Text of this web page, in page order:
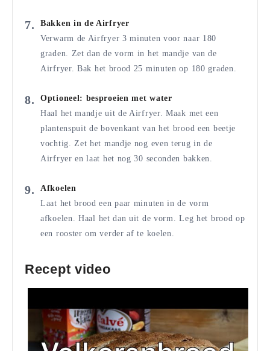
Bakken in de Airfryer
Verwarm de Airfryer 3 minuten voor naar 180
graden. Zet dan de vorm in het mandje van de
Airfryer. Bak het brood 25 minuten op 180 graden.
Optioneel: besproeien met water
Haal het mandje uit de Airfryer. Maak met een
plantenspuit de bovenkant van het brood een beetje
vochtig. Zet het mandje nog even terug in de
Airfryer en laat het nog 30 seconden bakken.
Afkoelen
Laat het brood een paar minuten in de vorm
afkoelen. Haal het dan uit de vorm. Leg het brood op
een rooster om verder af te koelen.
Recept video